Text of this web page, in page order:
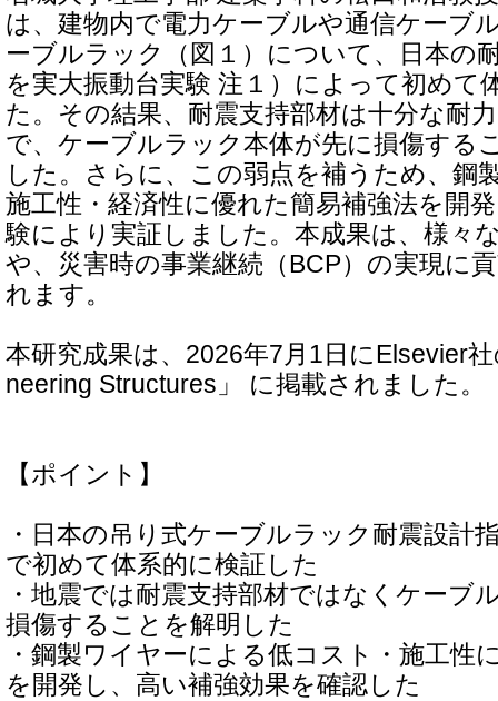
は、建物内で電力ケーブルや通信ケーブ
ーブルラック（図１）について、日本の
を実大振動台実験 注１）によって初めて
た。その結果、耐震支持部材は十分な耐
で、ケーブルラック本体が先に損傷する
した。さらに、この弱点を補うため、鋼
施工性・経済性に優れた簡易補強法を開
験により実証しました。本成果は、様々
や、災害時の事業継続（BCP）の実現に
れます。
本研究成果は、2026年7月1日にElsevier
neering Structures」 に掲載されました。
【ポイント】
・日本の吊り式ケーブルラック耐震設計
で初めて体系的に検証した
・地震では耐震支持部材ではなくケーブ
損傷することを解明した
・鋼製ワイヤーによる低コスト・施工性
を開発し、高い補強効果を確認した